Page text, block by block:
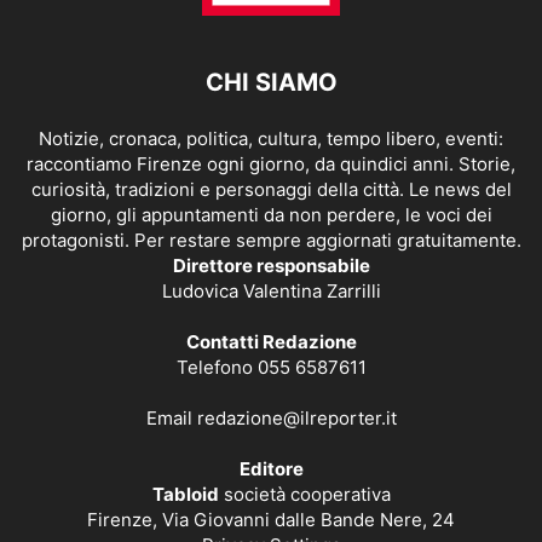
CHI SIAMO
Notizie, cronaca, politica, cultura, tempo libero, eventi:
raccontiamo Firenze ogni giorno, da quindici anni. Storie,
curiosità, tradizioni e personaggi della città. Le news del
giorno, gli appuntamenti da non perdere, le voci dei
protagonisti. Per restare sempre aggiornati gratuitamente.
Direttore responsabile
Ludovica Valentina Zarrilli
Contatti Redazione
Telefono 055 6587611
Email redazione@ilreporter.it
Editore
Tabloid società cooperativa
Firenze, Via Giovanni dalle Bande Nere, 24